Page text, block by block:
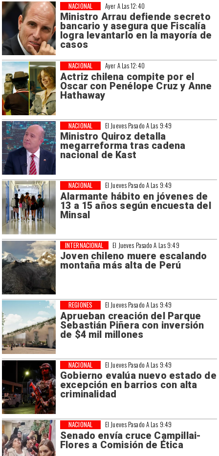
Ayer A Las 12:40
Ministro Arrau defiende secreto
bancario y asegura que Fiscalía
logra levantarlo en la mayoría de
casos
NACIONAL
Ayer A Las 12:40
Actriz chilena compite por el
Oscar con Penélope Cruz y Anne
Hathaway
NACIONAL
El Jueves Pasado A Las 9:49
Ministro Quiroz detalla
megarreforma tras cadena
nacional de Kast
NACIONAL
El Jueves Pasado A Las 9:49
Alarmante hábito en jóvenes de
13 a 15 años según encuesta del
Minsal
NACIONAL
El Jueves Pasado A Las 9:49
Joven chileno muere escalando
montaña más alta de Perú
INTERNACIONAL
El Jueves Pasado A Las 9:49
Aprueban creación del Parque
Sebastián Piñera con inversión
de $4 mil millones
REGIONES
El Jueves Pasado A Las 9:49
Gobierno evalúa nuevo estado de
excepción en barrios con alta
criminalidad
NACIONAL
El Jueves Pasado A Las 9:49
Senado envía cruce Campillai-
Flores a Comisión de Ética
NACIONAL